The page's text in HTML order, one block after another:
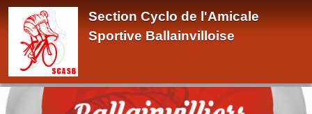
Section Cyclo de l'Amicale
Sportive Ballainvilloise
Panneau de gestion des cookies